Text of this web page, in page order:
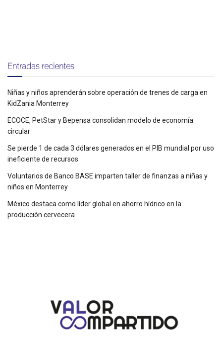
Entradas recientes
Niñas y niños aprenderán sobre operación de trenes de carga en
KidZania Monterrey
ECOCE, PetStar y Bepensa consolidan modelo de economía
circular
Se pierde 1 de cada 3 dólares generados en el PIB mundial por uso
ineficiente de recursos
Voluntarios de Banco BASE imparten taller de finanzas a niñas y
niños en Monterrey
México destaca como líder global en ahorro hídrico en la
producción cervecera